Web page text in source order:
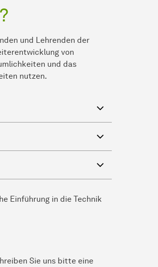
und Lehrenden der
von
und das
nutzen.
Einführung in die Technik
Sie uns bitte eine